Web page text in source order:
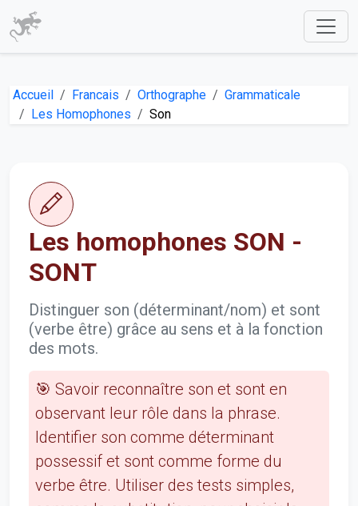
Accueil Francais Orthographe
Grammaticale
Les Homophones
Son
Les homophones SON -
SONT
Distinguer son (déterminant/nom) et sont
(verbe être) grâce au sens et à la fonction
des mots.
🎯 Savoir reconnaître son et sont en
observant leur rôle dans la phrase.
Identifier son comme déterminant
possessif et sont comme forme du
verbe être. Utiliser des tests simples,